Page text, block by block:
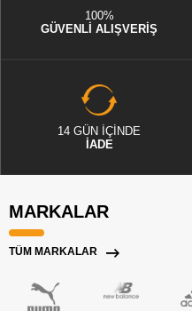
100%
GÜVENLİ ALIŞVERİŞ
14 GÜN İÇİNDE
İADE
MARKALAR
TÜM MARKALAR